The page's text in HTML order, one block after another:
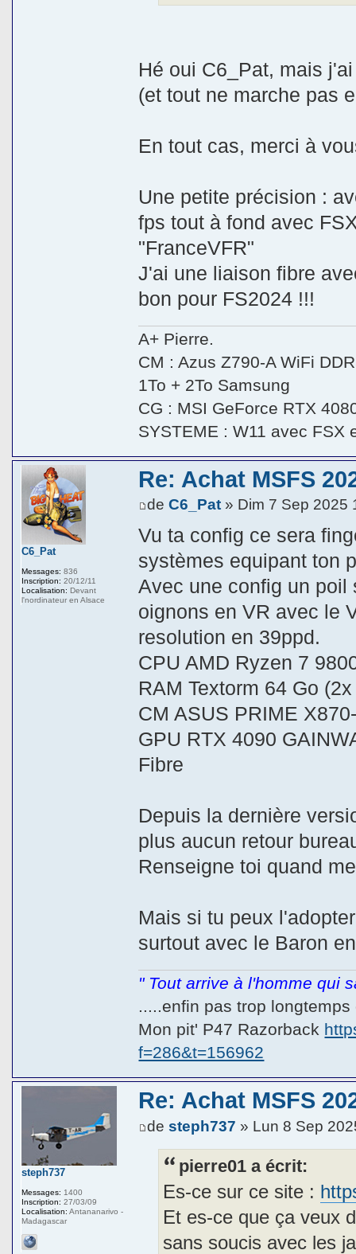
Hé oui C6_Pat, mais
(et tout ne marche pas
En tout cas, merci à
Une petite précision :
fps tout à fond avec
"FranceVFR"
J'ai une liaison fibre
bon pour FS2024 !!!
A+ Pierre.
CM : Azus Z790-A WiFi
1To + 2To Samsung
CG : MSI GeForce RTX
SYSTEME : W11 avec FSX
Re: Achat MSFS
deC6_Pat » Dim 7 Sep 2025
Vu ta config ce sera
systèmes equipant ton
Avec une config un
oignons en VR avec le
resolution en 39ppd.
CPU AMD Ryzen 7
RAM Textorm 64 Go
CM ASUS PRIME
GPU RTX 4090
Fibre
Depuis la dernière
plus aucun retour
Renseigne toi quand
Mais si tu peux
surtout avec le Baron
" Tout arrive à l'homme qui
.....enfin pas trop
Mon pit' P47 Razorback
f=286&t=156962
C6_Pat
Messages: 836
Inscription: 20/12/11
Localisation: Devant
l'nordinateur en Alsace
Re: Achat MSFS
desteph737 » Lun 8 Sep
pierre01 a écrit:
Es-ce sur ce site :
Et es-ce que ça veux
sans soucis avec les
steph737
Messages: 1400
Inscription: 27/03/09
Localisation: Antananarivo -
Madagascar